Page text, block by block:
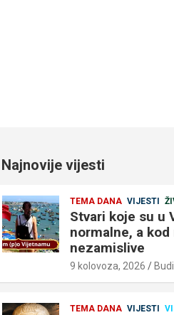
Najnovije vijesti
TEMA DANA VIJESTI
Stvari koje su u
normalne, a kod
nezamislive
9 kolovoza, 2026
TEMA DANA VIJESTI